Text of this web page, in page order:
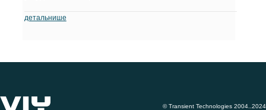
детальнише
© Transient Technologies 2004..2024